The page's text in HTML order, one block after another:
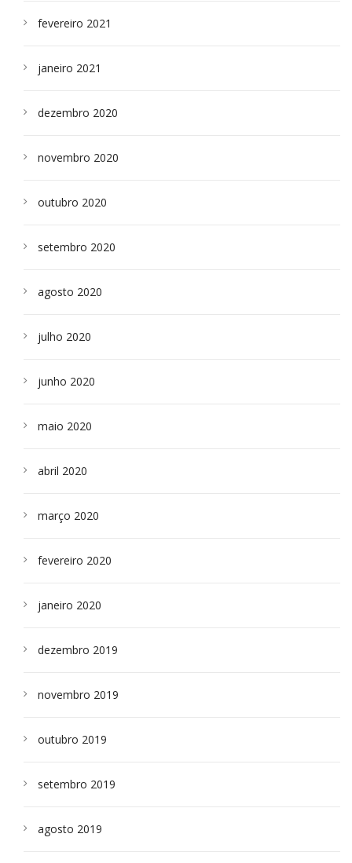
fevereiro 2021
janeiro 2021
dezembro 2020
novembro 2020
outubro 2020
setembro 2020
agosto 2020
julho 2020
junho 2020
maio 2020
abril 2020
março 2020
fevereiro 2020
janeiro 2020
dezembro 2019
novembro 2019
outubro 2019
setembro 2019
agosto 2019